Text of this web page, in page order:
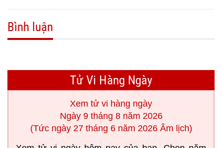
Bình luận
Tử Vi Hàng Ngày
Xem tử vi hàng ngày
Ngày 9 tháng 8 năm 2026
(Tức ngày 27 tháng 6 năm 2026 Âm lịch)